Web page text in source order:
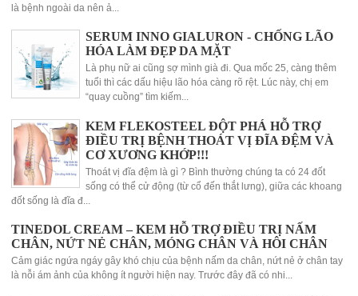
là bệnh ngoài da nên ả...
SERUM INNO GIALURON - CHỐNG LÃO
HÓA LÀM ĐẸP DA MẶT
Là phụ nữ ai cũng sợ mình già đi. Qua mốc 25, càng thêm
tuổi thì các dấu hiệu lão hóa càng rõ rệt. Lúc này, chị em
“quay cuồng” tìm kiếm...
KEM FLEKOSTEEL ĐỘT PHÁ HỖ TRỢ
ĐIỀU TRỊ BỆNH THOÁT VỊ ĐĨA ĐỆM VÀ
CƠ XƯƠNG KHỚP!!!
Thoát vị đĩa đệm là gì ? Bình thường chúng ta có 24 đốt
sống có thể cử động (từ cổ đến thắt lưng), giữa các khoang
đốt sống là đĩa đ...
TINEDOL CREAM – KEM HỖ TRỢ ĐIỀU TRỊ NẤM
CHÂN, NỨT NẺ CHÂN, MÓNG CHÂN VÀ HÔI CHÂN
Cảm giác ngứa ngáy gây khó chịu của bệnh nấm da chân, nứt nẻ ở chân tay
là nỗi ám ảnh của không ít người hiện nay. Trước đây đã có nhi...